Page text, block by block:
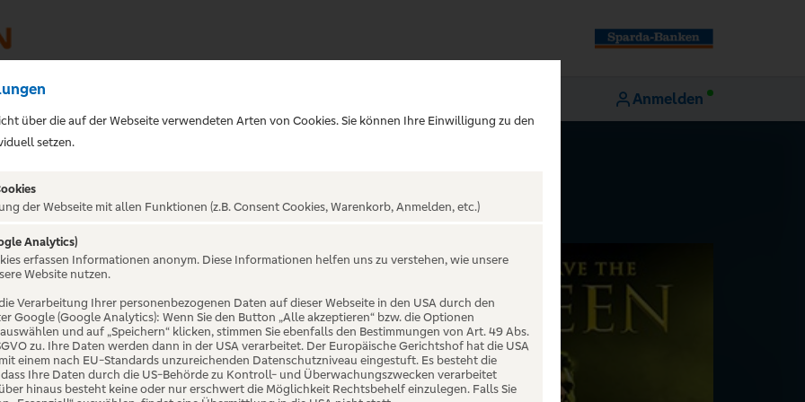
Anmelden
Queen - Q-
über die auf der Webseite verwendeten Arten von Cookies. Sie können Ihre Einwilligung zu den
setzen.
der Webseite mit allen Funktionen (z.B. Consent Cookies, Warenkorb, Anmelden, etc.)
Analytics)
erfassen Informationen anonym. Diese Informationen helfen uns zu verstehen, wie unsere
Website nutzen.
Verarbeitung Ihrer personenbezogenen Daten auf dieser Webseite in den USA durch den
Google (Google Analytics): Wenn Sie den Button „Alle akzeptieren“ bzw. die Optionen
und auf „Speichern“ klicken, stimmen Sie ebenfalls den Bestimmungen von Art. 49 Abs.
zu. Ihre Daten werden dann in der USA verarbeitet. Der Europäische Gerichtshof hat die USA
einem nach EU-Standards unzureichenden Datenschutzniveau eingestuft. Es besteht die
Ihre Daten durch die US-Behörde zu Kontroll- und Überwachungszwecken verarbeitet
hinaus besteht keine oder nur erschwert die Möglichkeit Rechtsbehelf einzulegen. Falls Sie